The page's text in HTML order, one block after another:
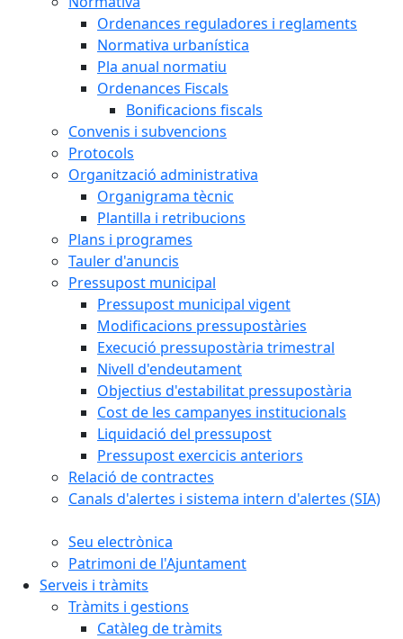
Ordenances reguladores i reglaments
Normativa urbanística
Pla anual normatiu
Ordenances Fiscals
Bonificacions fiscals
Convenis i subvencions
Protocols
Organització administrativa
Organigrama tècnic
Plantilla i retribucions
Plans i programes
Tauler d'anuncis
Pressupost municipal
Pressupost municipal vigent
Modificacions pressupostàries
Execució pressupostària trimestral
Nivell d'endeutament
Objectius d'estabilitat pressupostària
Cost de les campanyes institucionals
Liquidació del pressupost
Pressupost exercicis anteriors
Relació de contractes
Canals d'alertes i sistema intern d'alertes (SIA)
Seu electrònica
Patrimoni de l'Ajuntament
Serveis i tràmits
Tràmits i gestions
Catàleg de tràmits